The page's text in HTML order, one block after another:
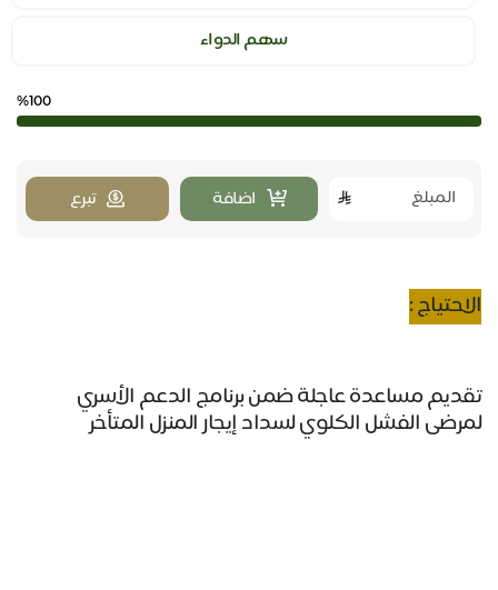
سهم الدواء
%100
اضافة تبرع
الاحتياج :
تقديم مساعدة عاجلة ضمن برنامج الدعم الأسري
لمرضى الفشل الكلوي لسداد إيجار المنزل المتأخر